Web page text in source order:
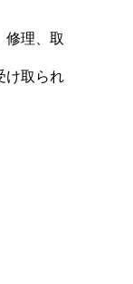
修理、取
け取られ